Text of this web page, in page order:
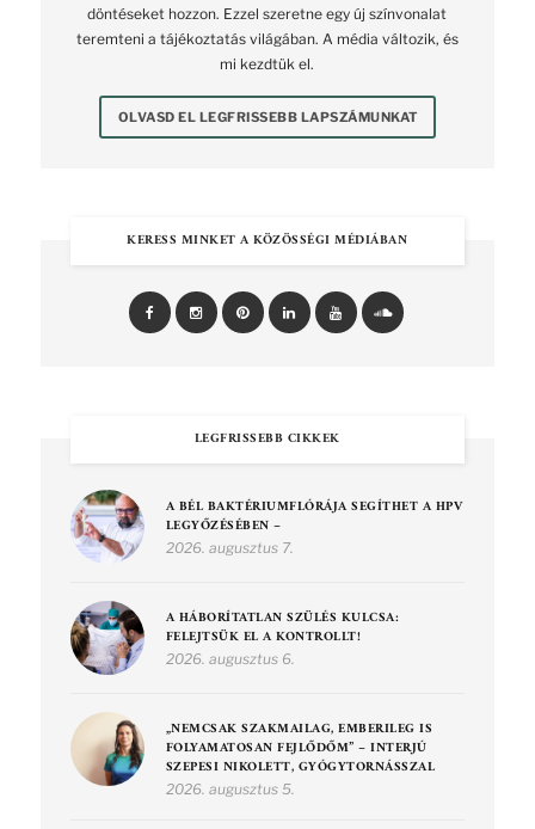
döntéseket hozzon. Ezzel szeretne egy új színvonalat
teremteni a tájékoztatás világában. A média változik, és
mi kezdtük el.
OLVASD EL LEGFRISSEBB LAPSZÁMUNKAT
KERESS MINKET A KÖZÖSSÉGI MÉDIÁBAN
LEGFRISSEBB CIKKEK
A BÉL BAKTÉRIUMFLÓRÁJA SEGÍTHET A HPV
LEGYŐZÉSÉBEN –
2026. augusztus 7.
A HÁBORÍTATLAN SZÜLÉS KULCSA:
FELEJTSÜK EL A KONTROLLT!
2026. augusztus 6.
„NEMCSAK SZAKMAILAG, EMBERILEG IS
FOLYAMATOSAN FEJLŐDŐM” – INTERJÚ
SZEPESI NIKOLETT, GYÓGYTORNÁSSZAL
2026. augusztus 5.